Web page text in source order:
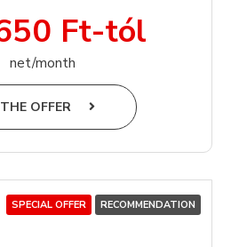
Ft-tól
net/month
OFFER
SPECIAL OFFER RECOMMENDATION